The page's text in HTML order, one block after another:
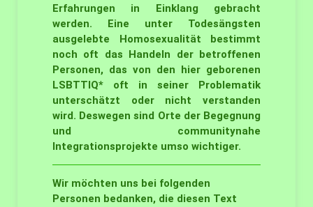
Erfahrungen in Einklang gebracht
werden. Eine unter Todesängsten
ausgelebte Homosexualität bestimmt
noch oft das Handeln der betroffenen
Personen, das von den hier geborenen
LSBTTIQ* oft in seiner Problematik
unterschätzt oder nicht verstanden
wird. Deswegen sind Orte der Begegnung
und communitynahe
Integrationsprojekte umso wichtiger.
Wir möchten uns bei folgenden
Personen bedanken, die diesen Text